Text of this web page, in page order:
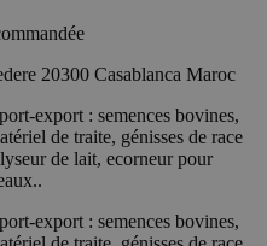
20300 Casablanca Maroc
export : semences bovines,
de traite, génisses de race
de lait, ecorneur pour
export : semences bovines,